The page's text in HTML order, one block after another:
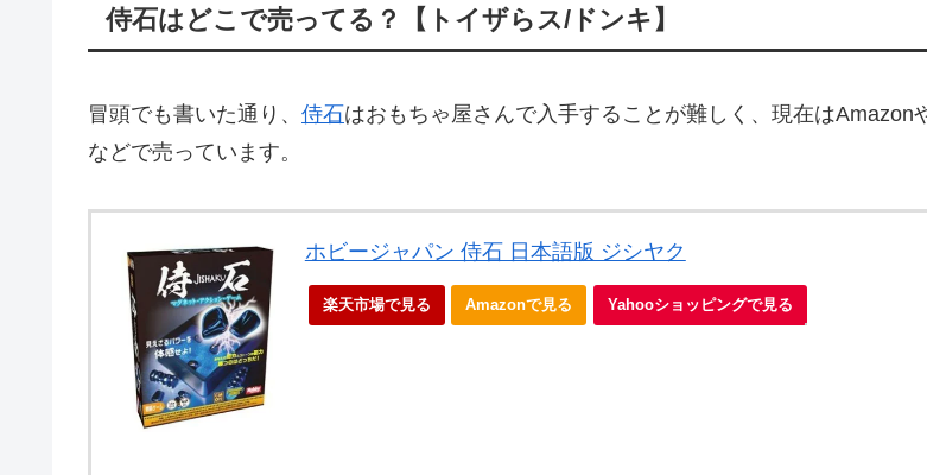
侍石はどこで売ってる？【トイザらス/ドンキ】
冒頭でも書いた通り、 侍石はおもちゃ屋さんで入手することが難しく、現在はAmazon
などで売っています。
ホビージャパン 侍石 日本語版 ジシヤク
楽天市場で見る Amazonで見る Yahooショッピングで見る